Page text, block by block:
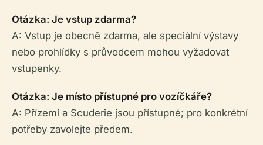
Otázka: Je vstup zdarma?
A: Vstup je obecně zdarma, ale speciální výstavy
nebo prohlídky s průvodcem mohou vyžadovat
vstupenky.
Otázka: Je místo přístupné pro vozíčkáře?
A: Přízemí a Scuderie jsou přístupné; pro konkrétní
potřeby zavolejte předem.